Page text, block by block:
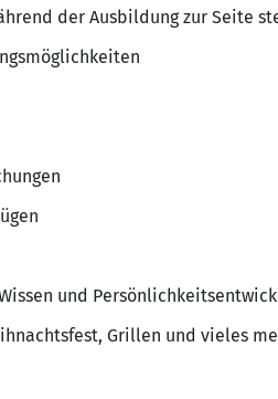
der Ausbildung zur Seite
und
Grillen und vieles